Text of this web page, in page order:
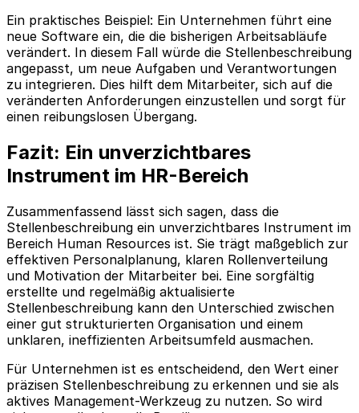
Ein praktisches Beispiel: Ein Unternehmen führt eine
neue Software ein, die die bisherigen Arbeitsabläufe
verändert. In diesem Fall würde die Stellenbeschreibung
angepasst, um neue Aufgaben und Verantwortungen
zu integrieren. Dies hilft dem Mitarbeiter, sich auf die
veränderten Anforderungen einzustellen und sorgt für
einen reibungslosen Übergang.
Fazit: Ein unverzichtbares
Instrument im HR-Bereich
Zusammenfassend lässt sich sagen, dass die
Stellenbeschreibung ein unverzichtbares Instrument im
Bereich Human Resources ist. Sie trägt maßgeblich zur
effektiven Personalplanung, klaren Rollenverteilung
und Motivation der Mitarbeiter bei. Eine sorgfältig
erstellte und regelmäßig aktualisierte
Stellenbeschreibung kann den Unterschied zwischen
einer gut strukturierten Organisation und einem
unklaren, ineffizienten Arbeitsumfeld ausmachen.
Für Unternehmen ist es entscheidend, den Wert einer
präzisen Stellenbeschreibung zu erkennen und sie als
aktives Management-Werkzeug zu nutzen. So wird